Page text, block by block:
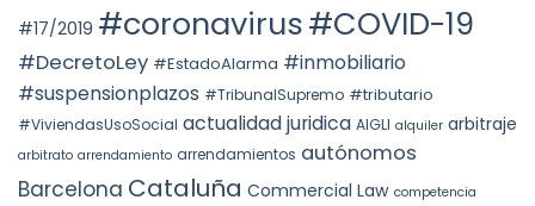
SUBSTANCE
OVER
UNDER
DOCTRINE,
КАТАЛОНИИ
(ITP)
STS
4240/2025:
prórroga
forzosa
indefinida
#17/2019 #coronavirus#COVID-19
#DecretoLey #EstadoAlarma #inmobiliario
#suspensionplazos #TribunalSupremo #tributario
#ViviendasUsoSocial actualidad juridica AIGLI alquiler arbitraje
arbitrato arrendamiento arrendamientos autónomos
Barcelona Cataluña Commercial Law competencia